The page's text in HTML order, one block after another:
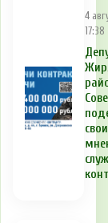
4
17:38